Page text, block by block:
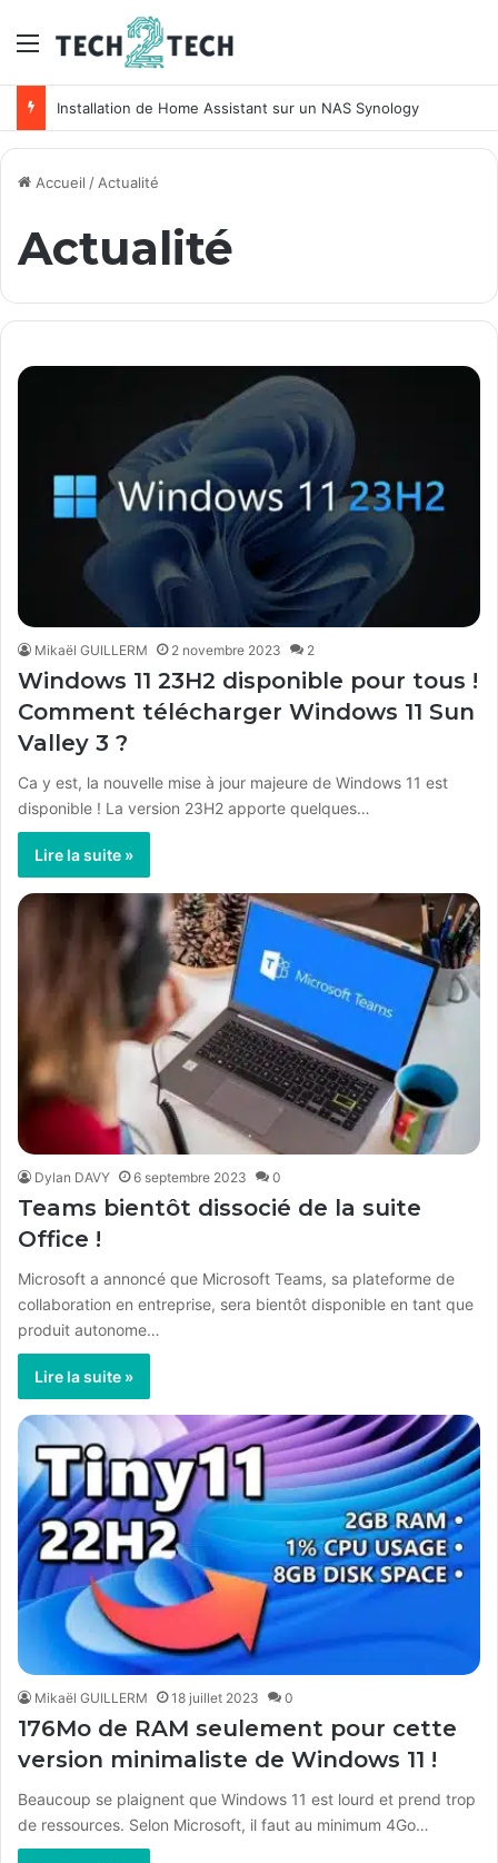
Menu
Accueil /Actualité
Actualité
Mikaël GUILLERM 2 novembre 2023 2
Windows 11 23H2 disponible pour tous !
Comment télécharger Windows 11 Sun
Valley 3 ?
Ca y est, la nouvelle mise à jour majeure de Windows 11 est
disponible ! La version 23H2 apporte quelques…
Lire la suite »
Dylan DAVY 6 septembre 2023 0
Teams bientôt dissocié de la suite
Office !
Microsoft a annoncé que Microsoft Teams, sa plateforme de
collaboration en entreprise, sera bientôt disponible en tant que
produit autonome…
Lire la suite »
Mikaël GUILLERM 18 juillet 2023 0
176Mo de RAM seulement pour cette
version minimaliste de Windows 11 !
Beaucoup se plaignent que Windows 11 est lourd et prend trop
de ressources. Selon Microsoft, il faut au minimum 4Go…